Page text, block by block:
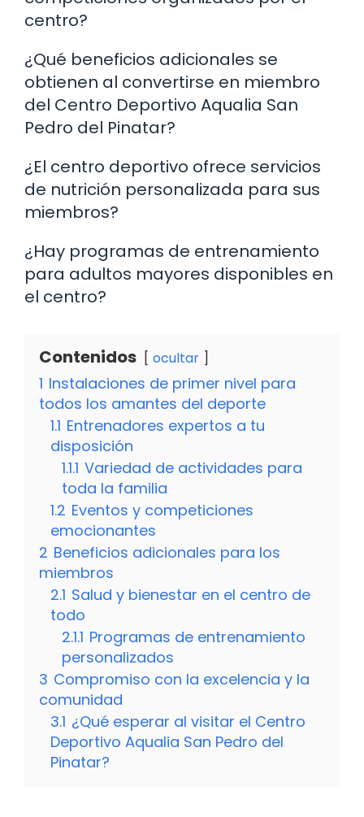
centro?
¿Qué beneficios adicionales se
obtienen al convertirse en miembro
del Centro Deportivo Aqualia San
Pedro del Pinatar?
¿El centro deportivo ofrece servicios
de nutrición personalizada para sus
miembros?
¿Hay programas de entrenamiento
para adultos mayores disponibles en
el centro?
Contenidos ocultar
1 Instalaciones de primer nivel para
todos los amantes del deporte
1.1 Entrenadores expertos a tu
disposición
1.1.1 Variedad de actividades para
toda la familia
1.2 Eventos y competiciones
emocionantes
2 Beneficios adicionales para los
miembros
2.1 Salud y bienestar en el centro de
todo
2.1.1 Programas de entrenamiento
personalizados
3 Compromiso con la excelencia y la
comunidad
3.1 ¿Qué esperar al visitar el Centro
Deportivo Aqualia San Pedro del
Pinatar?